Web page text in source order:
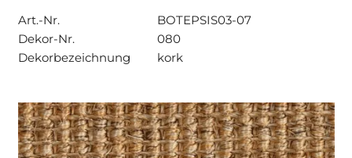
Art.-Nr.
BOTEPSIS03-07
Dekor-Nr.
080
Dekorbezeichnung
kork